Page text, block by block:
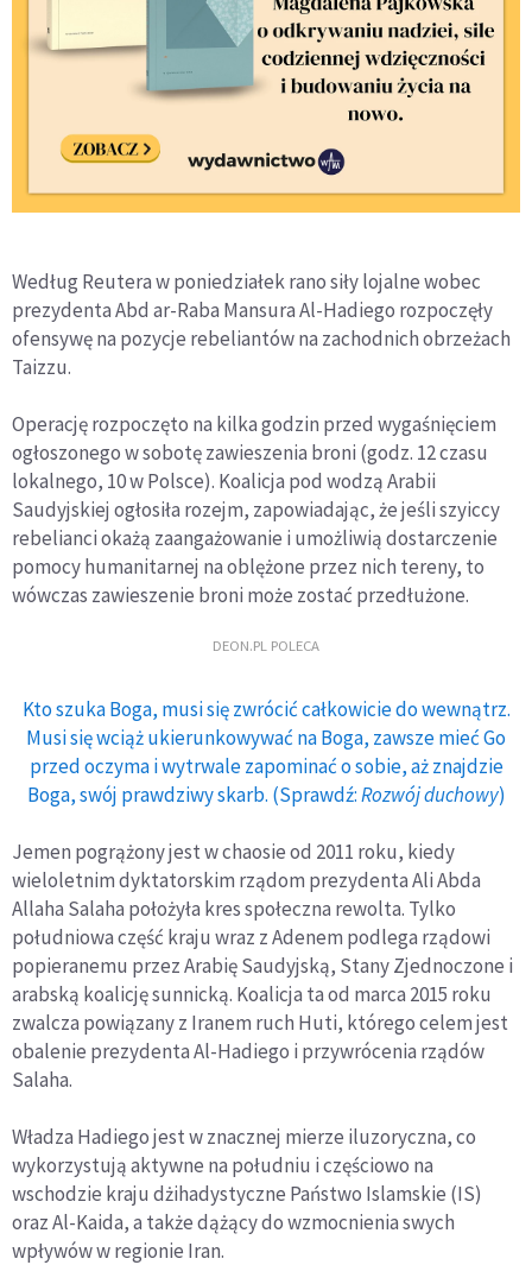
Według Reutera w poniedziałek rano siły lojalne wobec
prezydenta Abd ar-Raba Mansura Al-Hadiego rozpoczęły
ofensywę na pozycje rebeliantów na zachodnich obrzeżach
Taizzu.
Operację rozpoczęto na kilka godzin przed wygaśnięciem
ogłoszonego w sobotę zawieszenia broni (godz. 12 czasu
lokalnego, 10 w Polsce). Koalicja pod wodzą Arabii
Saudyjskiej ogłosiła rozejm, zapowiadając, że jeśli szyiccy
rebelianci okażą zaangażowanie i umożliwią dostarczenie
pomocy humanitarnej na oblężone przez nich tereny, to
wówczas zawieszenie broni może zostać przedłużone.
DEON.PL POLECA
Kto szuka Boga, musi się zwrócić całkowicie do wewnątrz.
Musi się wciąż ukierunkowywać na Boga, zawsze mieć Go
przed oczyma i wytrwale zapominać o sobie, aż znajdzie
Boga, swój prawdziwy skarb. (Sprawdź:Rozwój duchowy)
Jemen pogrążony jest w chaosie od 2011 roku, kiedy
wieloletnim dyktatorskim rządom prezydenta Ali Abda
Allaha Salaha położyła kres społeczna rewolta. Tylko
południowa część kraju wraz z Adenem podlega rządowi
popieranemu przez Arabię Saudyjską, Stany Zjednoczone i
arabską koalicję sunnicką. Koalicja ta od marca 2015 roku
zwalcza powiązany z Iranem ruch Huti, którego celem jest
obalenie prezydenta Al-Hadiego i przywrócenia rządów
Salaha.
Władza Hadiego jest w znacznej mierze iluzoryczna, co
wykorzystują aktywne na południu i częściowo na
wschodzie kraju dżihadystyczne Państwo Islamskie (IS)
oraz Al-Kaida, a także dążący do wzmocnienia swych
wpływów w regionie Iran.